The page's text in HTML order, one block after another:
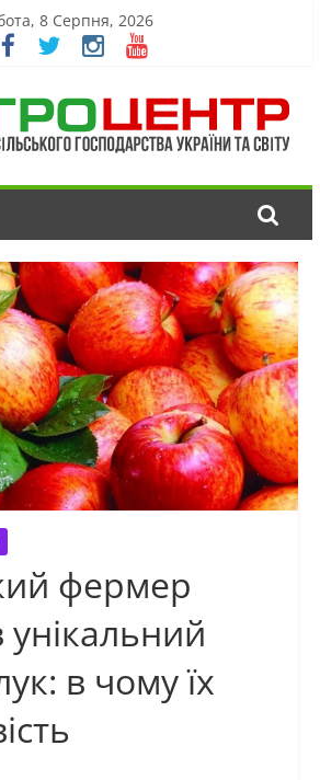
8 Серпня, 2026
фермер
унікальний
в чому їх